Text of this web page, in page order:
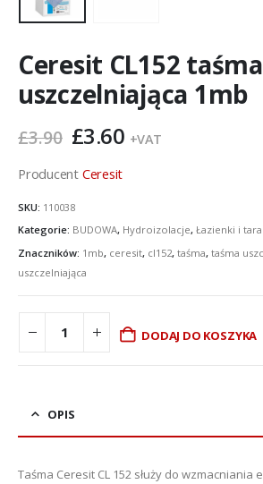
Ceresit CL152 taśma
uszczelniająca 1mb
£3.90 Pierwotna
wynosiła:
£3.90.
£3.60Aktualna
+VAT
Producent Ceresit
SKU: 110038
Kategorie: BUDOWA, Hydroizolacje, Łazienki i
Znaczników: 1mb, ceresit, cl152, taśma, taśma
uszczelniająca
DODAJ DO KOSZYKA
OPIS
Taśma Ceresit CL 152 służy do wzmacniania